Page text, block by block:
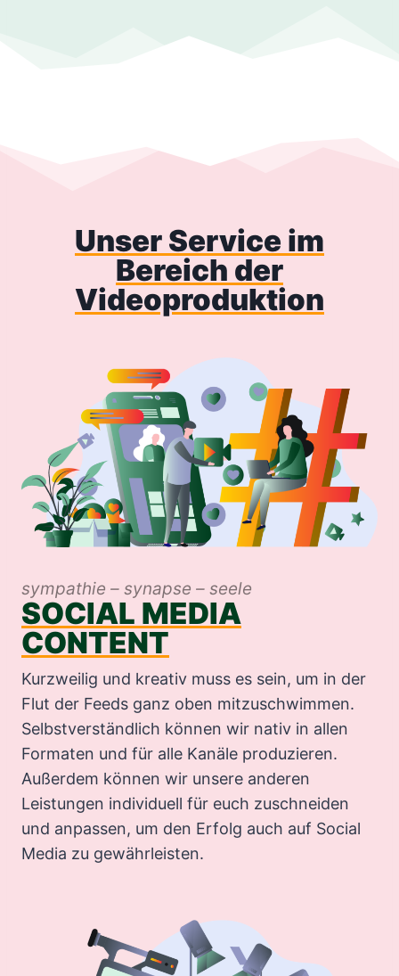
Unser Service im
Bereich der
Videoproduktion
sympathie – synapse – seele
SOCIAL MEDIA
CONTENT
Kurzweilig und kreativ muss es sein, um in der
Flut der Feeds ganz oben mitzuschwimmen.
Selbstverständlich können wir nativ in allen
Formaten und für alle Kanäle produzieren.
Außerdem können wir unsere anderen
Leistungen individuell für euch zuschneiden
und anpassen, um den Erfolg auch auf Social
Media zu gewährleisten.